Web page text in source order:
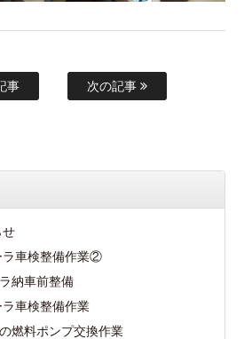
事 次の記事
せ
ラ車検整備作業②
納車前整備
車検整備作業
燃料ポンプ交換作業